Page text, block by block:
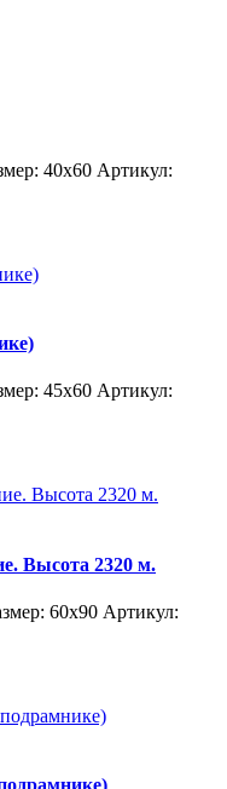
40x60 Артикул:
45x60 Артикул:
Высота 2320 м.
60x90 Артикул: